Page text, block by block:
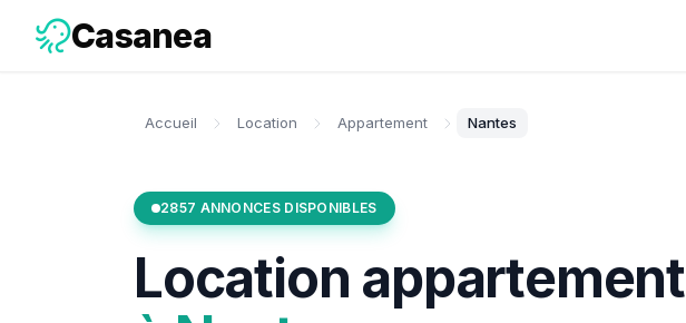
Casanea
Accueil Location Appartement Nantes
2857 ANNONCES DISPONIBLES
Location appartement